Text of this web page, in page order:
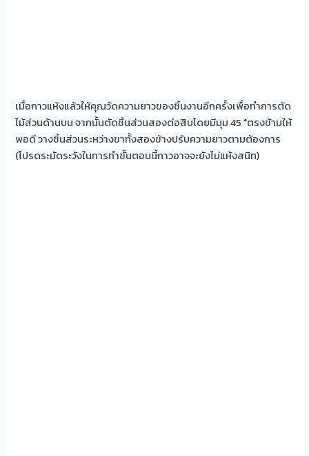
เมื่อกาวแห้งแล้วให้คุณวัดความยาวของชิ้นงานอีกครั้งเพื่อทำการตัด
ไม้ส่วนด้านบน จากนั้นตัดชิ้นส่วนสองต่อสิบโดยมีมุม 45 °ตรงข้ามให้
พอดี วางชิ้นส่วนระหว่างขาทั้งสองข้างปรับความยาวตามต้องการ
(โปรดระมัดระวังในการทำขั้นตอนนี้กาวอาจจะยังไม่แห้งสนิท)